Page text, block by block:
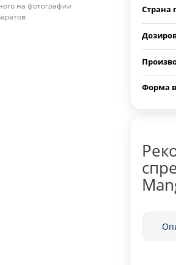
на фотографии
Страна
Форма